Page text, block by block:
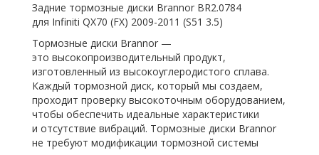
Задние тормозные диски Brannor BR2.0784
для Infiniti QX70 (FX) 2009-2011 (S51 3.5)
Тормозные диски Brannor —
это высокопроизводительный продукт,
изготовленный из высокоуглеродистого сплава.
Каждый тормозной диск, который мы создаем,
проходит проверку высокоточным оборудованием,
чтобы обеспечить идеальные характеристики
и отсутствие вибраций. Тормозные диски Brannor
не требуют модификации тормозной системы